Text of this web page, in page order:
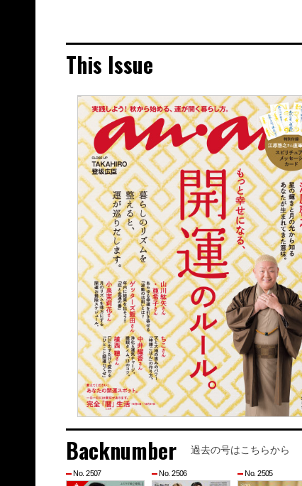
This Issue
Backnumber 過去の号はこちらから
No. 2507 No. 2506 No. 2505